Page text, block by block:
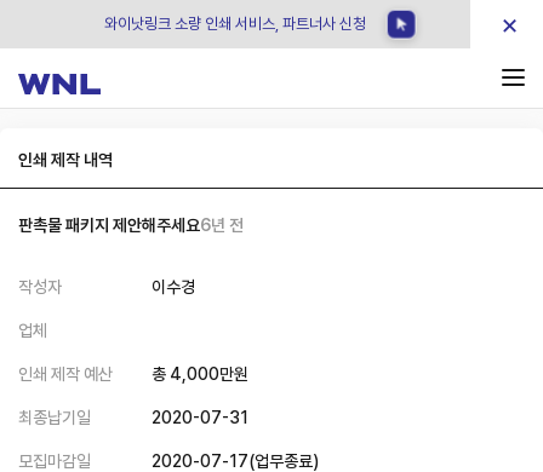
와이낫링크 소량 인쇄 서비스, 파트너사 신청 ×
인쇄 제작 내역
판촉물 패키지 제안해주세요6년 전
작성자 이수경
업체
인쇄 제작 예산 총 4,000만원
최종납기일 2020-07-31
모집마감일 2020-07-17(업무종료)